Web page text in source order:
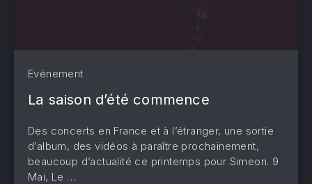
Evènement
La saison d’été commence
Des concerts en France et à l’étranger, une sortie
d’album, des vidéos à paraître prochainement,
beaucoup d’actualité ce printemps pour Simeon. 9
Mai, Le …